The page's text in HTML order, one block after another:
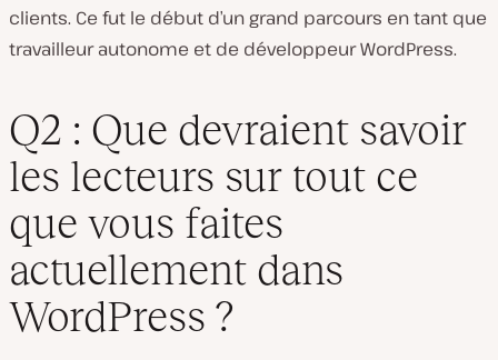
clients. Ce fut le début d’un grand parcours en tant que
travailleur autonome et de développeur WordPress.
Q2 : Que devraient savoir
les lecteurs sur tout ce
que vous faites
actuellement dans
WordPress ?